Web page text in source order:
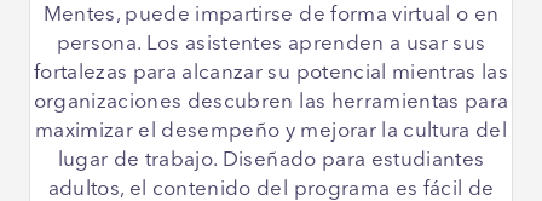
Mentes, puede impartirse de forma virtual o en
persona. Los asistentes aprenden a usar sus
fortalezas para alcanzar su potencial mientras las
organizaciones descubren las herramientas para
maximizar el desempeño y mejorar la cultura del
lugar de trabajo. Diseñado para estudiantes
adultos, el contenido del programa es fácil de